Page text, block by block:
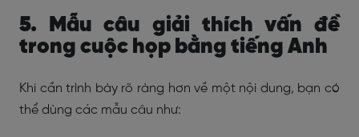
5. Mẫu câu giải thích vấn đề
trong cuộc họp bằng tiếng Anh
Khi cần trình bày rõ ràng hơn về một nội dung, bạn có
thể dùng các mẫu câu như: